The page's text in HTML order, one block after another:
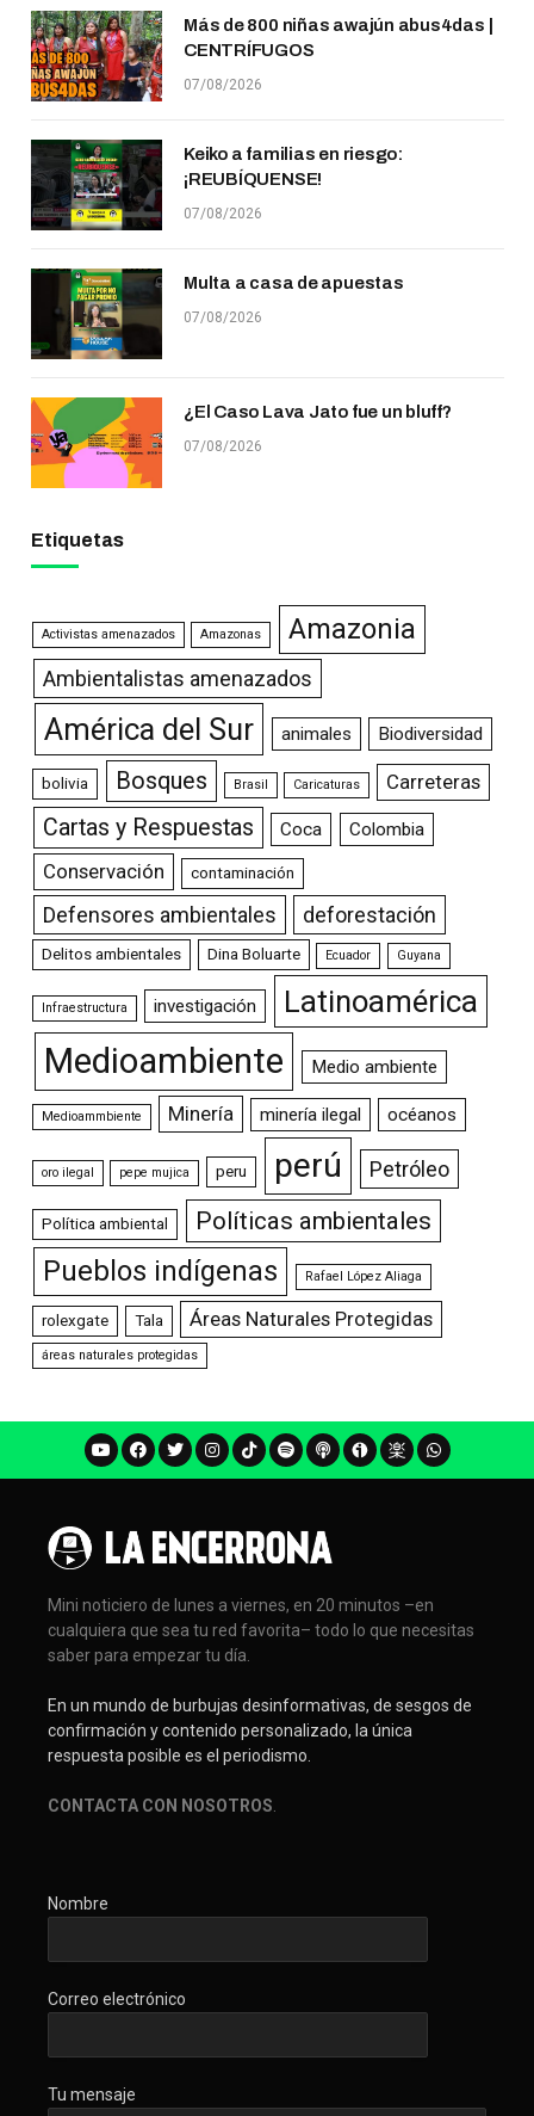
Más de 800 niñas awajún abus4das |
CENTRÍFUGOS
07/08/2026
Keiko a familias en riesgo:
¡REUBÍQUENSE!
07/08/2026
Multa a casa de apuestas
07/08/2026
¿El Caso Lava Jato fue un bluff?
07/08/2026
Etiquetas
Activistas amenazados Amazonas Amazonia
Ambientalistas amenazados
América del Sur animales Biodiversidad
bolivia Bosques Brasil Caricaturas Carreteras
Cartas y Respuestas Coca Colombia
Conservación contaminación
Defensores ambientales deforestación
Delitos ambientales Dina Boluarte Ecuador Guyana
Infraestructura investigación Latinoamérica
Medioambiente Medio ambiente
Medioammbiente Minería minería ilegal océanos
oro ilegal pepe mujica peru perú Petróleo
Política ambiental Políticas ambientales
Pueblos indígenas Rafael López Aliaga
rolexgate Tala Áreas Naturales Protegidas
áreas naturales protegidas
Mini noticiero de lunes a viernes, en 20 minutos –en
cualquiera que sea tu red favorita– todo lo que necesitas
saber para empezar tu día.
En un mundo de burbujas desinformativas, de sesgos de
confirmación y contenido personalizado, la única
respuesta posible es el periodismo.
CONTACTA CON NOSOTROS
Nombre
Correo electrónico
Tu mensaje